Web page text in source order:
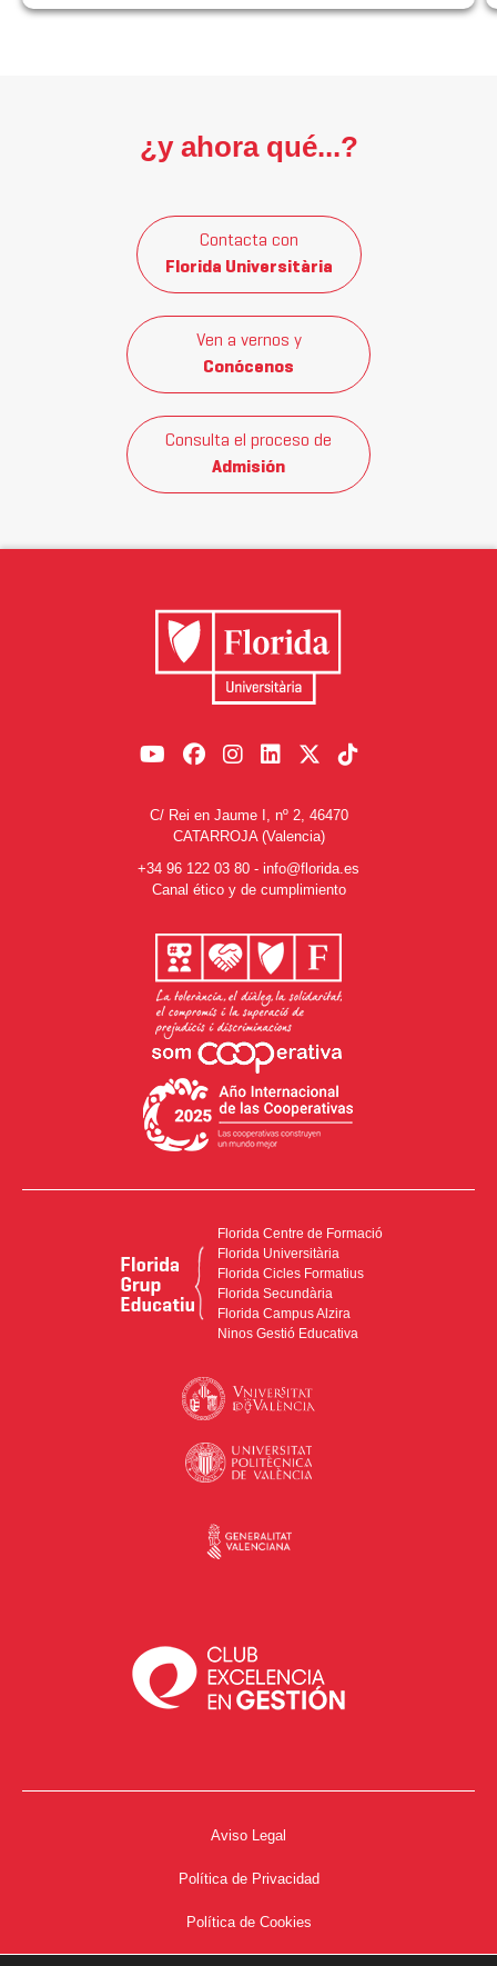
¿y ahora qué...?
Contacta con
Florida Universitària
Ven a vernos y
Conócenos
Consulta el proceso de
Admisión
C/ Rei en Jaume I, nº 2, 46470
CATARROJA (Valencia)
+34 96 122 03 80 - info@florida.es
Canal ético y de cumplimiento
Florida Centre de Formació
Florida Universitària
Florida Cicles Formatius
Florida Secundària
Florida Campus Alzira
Ninos Gestió Educativa
Aviso Legal
Política de Privacidad
Política de Cookies